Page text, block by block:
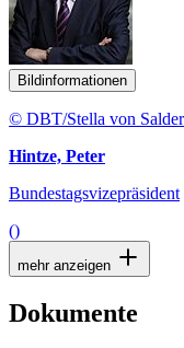
Bildinformationen
© DBT/Stella von
Hintze, Peter
Bundestagsvizepräsident
()
mehr anzeigen
Dokumente